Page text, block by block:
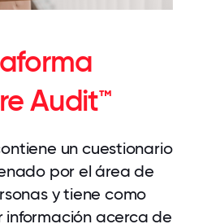
Audit™
un cuestionario
por el área de
y tiene como
acerca de